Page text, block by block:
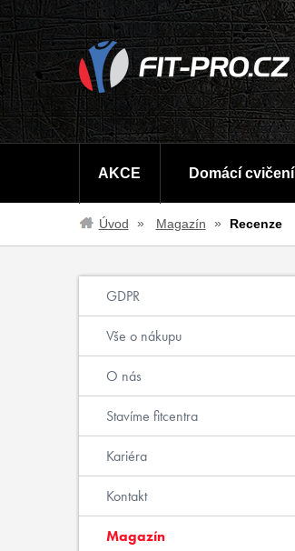
AKCE Domácí cvičení
Úvod Magazín Recenze
GDPR
Vše o nákupu
O nás
Stavíme fitcentra
Kariéra
Kontakt
Magazín